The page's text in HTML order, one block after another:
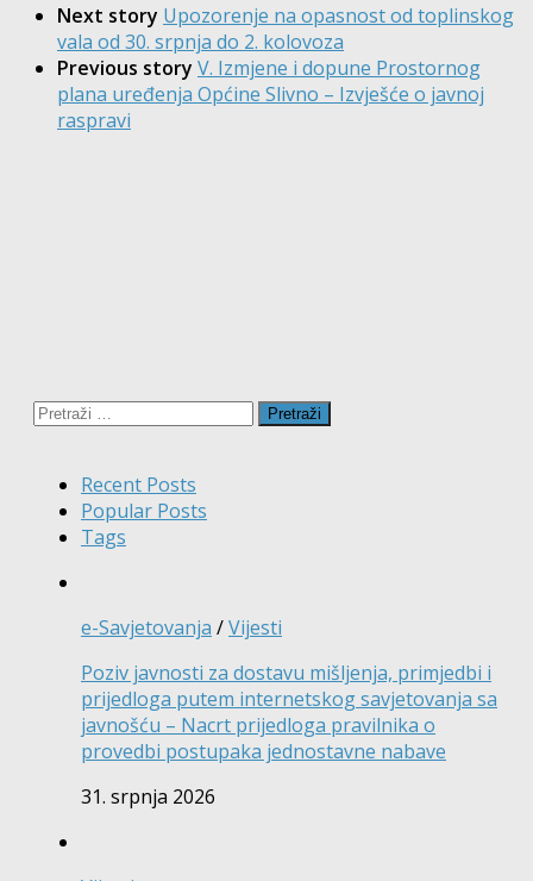
Next story Upozorenje na opasnost od toplinskog
vala od 30. srpnja do 2. kolovoza
Previous story V. Izmjene i dopune Prostornog
plana uređenja Općine Slivno – Izvješće o javnoj
raspravi
Pretraži:
Recent Posts
Popular Posts
Tags
e-Savjetovanja /Vijesti
Poziv javnosti za dostavu mišljenja, primjedbi i
prijedloga putem internetskog savjetovanja sa
javnošću – Nacrt prijedloga pravilnika o
provedbi postupaka jednostavne nabave
31. srpnja 2026